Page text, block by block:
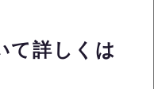
て詳しくは